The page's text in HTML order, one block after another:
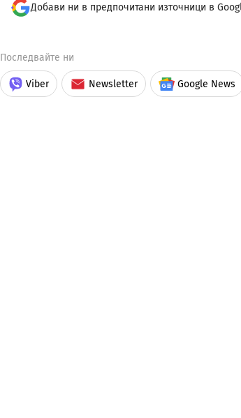
Добави ни в предпочитани източници в
Последвайте ни
Viber Newsletter Google News